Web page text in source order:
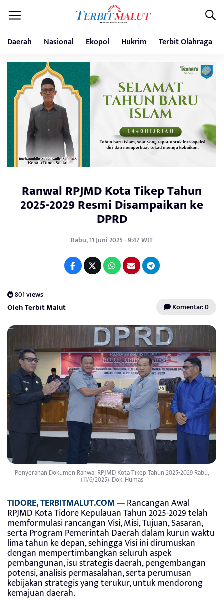
Daerah Nasional Ekopol Hukrim Terbit Olahraga
Ranwal RPJMD Kota Tikep Tahun
2025-2029 Resmi Disampaikan ke
DPRD
Rabu, 11 Juni 2025 - 9:47 WIT
801 views
Oleh Terbit Malut Komentar: 0
Penyerahan Dokumen Ranwal RPJMD Kota Tikep Tahun 2025-2029 Rabu,
(11/6/2025). Dok. Humas
TIDORE, TERBITMALUT.COM —Rancangan Awal
RPJMD Kota Tidore Kepulauan Tahun 2025-2029 telah
memformulasi rancangan Visi, Misi, Tujuan, Sasaran,
serta Program Pemerintah Daerah dalam kurun waktu
lima tahun ke depan, sehingga Visi ini dirumuskan
dengan mempertimbangkan seluruh aspek
pembangunan, isu strategis daerah, pengembangan
potensi, analisis permasalahan, serta perumusan
kebijakan strategis yang terukur, untuk mendorong
kemajuan daerah.